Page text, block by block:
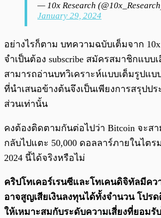
— 10x Research
January 29, 2024
อย่างไรก็ตาม บทความฉบับเต็มจาก 10x
จำเป็นต้อง subscribe สมัครสมาชิกแบบเ
สามารถอ่านบทวิเคราะห์แบบเต็มรูปแบ
ที่นำเสนอข้างต้นจึงเป็นเพียงการสรุปป
ส่วนเท่านั้น
คงต้องติดตามกันต่อไปว่า Bitcoin จะส
กลับไปแตะ 50,000 ดอลลาร์ภายในไตร
2024 นี้ได้จริงหรือไม่
คริปโทเคอร์เรนซีและโทเคนดิจิทัลมีคว
อาจสูญเสียเงินลงทุนได้ทั้งจํานวน โปร
ให้เหมาะสมกับระดับความเสี่ยงที่ยอมรั